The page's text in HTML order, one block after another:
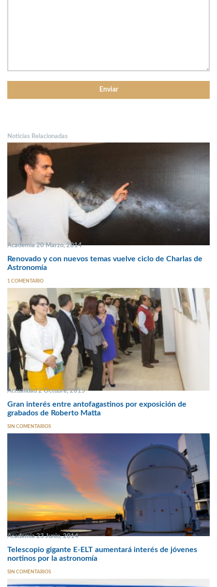
Noticias Relacionadas
Academia 20 Marzo, 2014
Renovado y con nuevos temas vuelve ciclo de Charlas de
Astronomía
1 COMENTARIO
Actualidad 2 Octubre, 2015
Gran interés entre antofagastinos por exposición de
grabados de Roberto Matta
SIN COMENTARIOS
Academia 23 Junio, 2014
Telescopio gigante E-ELT aumentará interés de jóvenes
nortinos por la astronomía
SIN COMENTARIOS